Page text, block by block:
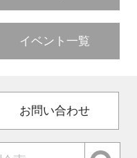
イベント一覧
お問い合わせ